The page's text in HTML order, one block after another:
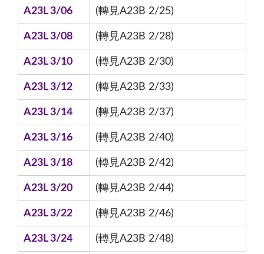
A23L 3/06 (轉見A23B 2/25)
A23L 3/08 (轉見A23B 2/28)
A23L 3/10 (轉見A23B 2/30)
A23L 3/12 (轉見A23B 2/33)
A23L 3/14 (轉見A23B 2/37)
A23L 3/16 (轉見A23B 2/40)
A23L 3/18 (轉見A23B 2/42)
A23L 3/20 (轉見A23B 2/44)
A23L 3/22 (轉見A23B 2/46)
A23L 3/24 (轉見A23B 2/48)